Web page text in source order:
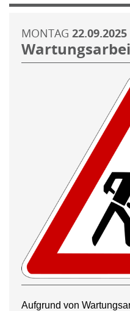
MONTAG 22.09.2025
Aufgrund von